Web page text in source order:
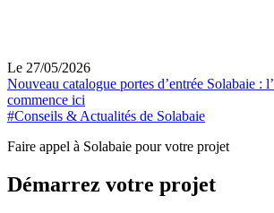
Le 27/05/2026
Nouveau catalogue portes d’entrée Solabaie :
commence ici
#Conseils & Actualités de Solabaie
Faire appel à Solabaie pour votre projet
Démarrez votre projet